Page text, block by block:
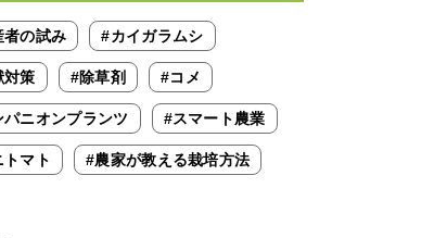
者の試み #カイガラムシ
対策 #除草剤 #コメ
パニオンプランツ #スマート農業
マト #農家が教える栽培方法